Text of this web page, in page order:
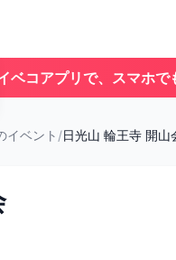
ベコアプリで、スマホで
イベント /日光山 輪王寺 開山